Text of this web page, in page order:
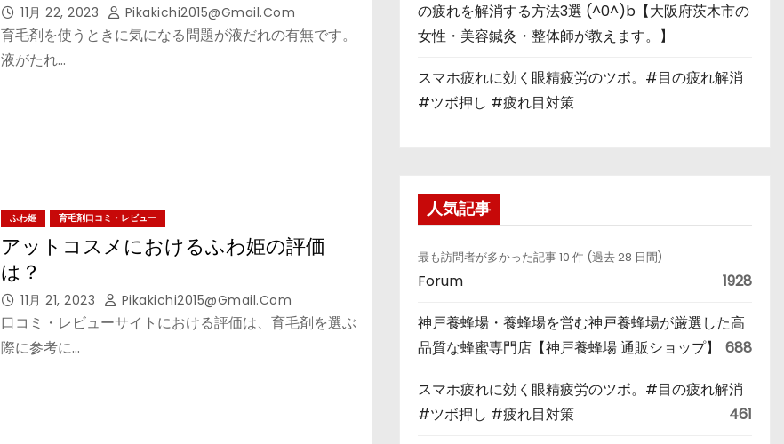
11月 22, 2023 Pikakichi2015@gmail.com
育毛剤を使うときに気になる問題が液だれの有無です。
液がたれ…
ふわ姫 育毛剤口コミ・レビュー
アットコスメにおけるふわ姫の評価
は？
11月 21, 2023 Pikakichi2015@gmail.com
口コミ・レビューサイトにおける評価は、育毛剤を選ぶ
際に参考に…
の疲れを解消する方法3選 (^0^)b【大阪府茨木市の
女性・美容鍼灸・整体師が教えます。】
スマホ疲れに効く眼精疲労のツボ。#目の疲れ解消
#ツボ押し #疲れ目対策
人気記事
最も訪問者が多かった記事 10 件 (過去 28 日間)
Forum 1928
神戸養蜂場・養蜂場を営む神戸養蜂場が厳選した高
品質な蜂蜜専門店【神戸養蜂場 通販ショップ】
688
スマホ疲れに効く眼精疲労のツボ。#目の疲れ解消
#ツボ押し #疲れ目対策
461